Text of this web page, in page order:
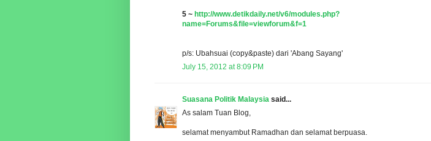
5 ~ http://www.detikdaily.net/v6/modules.php?
name=Forums&file=viewforum&f=1
p/s: Ubahsuai (copy&paste) dari 'Abang Sayang'
July 15, 2012 at 8:09 PM
Suasana Politik Malaysia said...
As salam Tuan Blog,
selamat menyambut Ramadhan dan selamat berpuasa.